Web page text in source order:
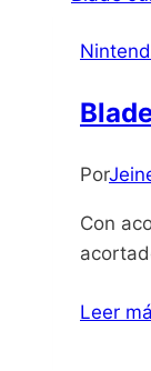
Por
Con
Leer